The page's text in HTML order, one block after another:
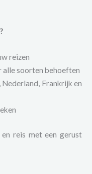
reizen
alle soorten behoeften
Nederland, Frankrijk en
reis met een gerust